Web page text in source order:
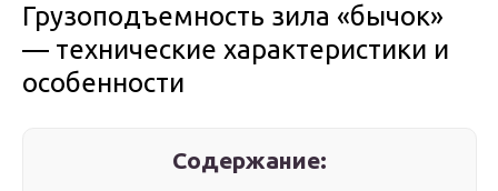
Грузоподъемность зила «бычок»
— технические характеристики и
особенности
Содержание: